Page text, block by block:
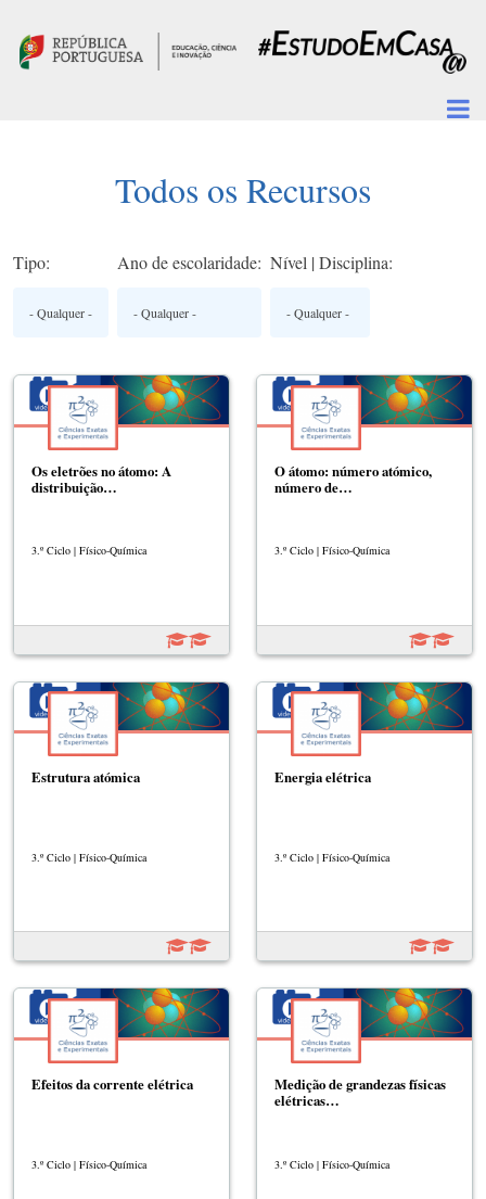
Todos os Recursos
Tipo: Ano de escolaridade: Nível | Disciplina:
Os eletrões no átomo: A
distribuição…
3.º Ciclo | Físico-Química
O átomo: número atómico,
número de…
3.º Ciclo | Físico-Química
Estrutura atómica
3.º Ciclo | Físico-Química
Energia elétrica
3.º Ciclo | Físico-Química
Efeitos da corrente elétrica
3.º Ciclo | Físico-Química
Medição de grandezas físicas
elétricas…
3.º Ciclo | Físico-Química